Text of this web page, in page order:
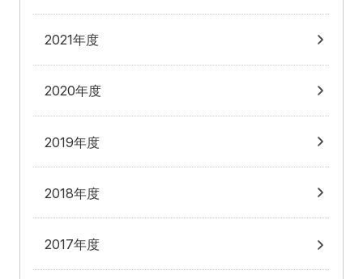
2021年度
2020年度
2019年度
2018年度
2017年度